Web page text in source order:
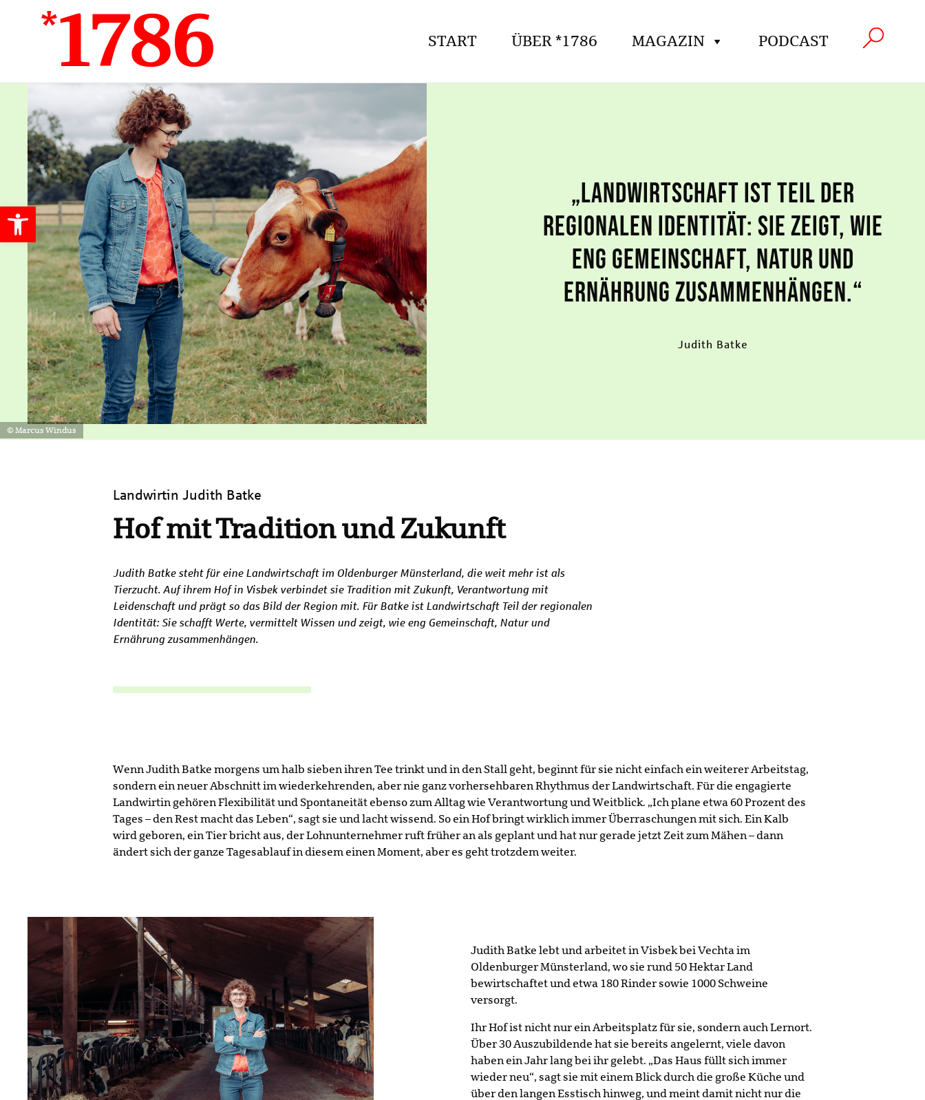
Werkzeugleiste öffnen
START ÜBER *1786 MAGAZIN PODCAST
„Landwirtschaft ist Teil der
regionalen Identität: Sie zeigt, wie
eng Gemeinschaft, Natur und
Ernährung zusammenhängen.“
Judith Batke
© Marcus Windus
Landwirtin Judith Batke
Hof mit Tradition und Zukunft
Judith Batke steht für eine Landwirtschaft im Oldenburger Münsterland, die weit mehr ist als
Tierzucht. Auf ihrem Hof in Visbek verbindet sie Tradition mit Zukunft, Verantwortung mit
Leidenschaft und prägt so das Bild der Region mit. Für Batke ist Landwirtschaft Teil der regionalen
Identität: Sie schafft Werte, vermittelt Wissen und zeigt, wie eng Gemeinschaft, Natur und
Ernährung zusammenhängen.
Wenn Judith Batke morgens um halb sieben ihren Tee trinkt und in den Stall geht, beginnt für sie nicht einfach ein weiterer Arbeitstag,
sondern ein neuer Abschnitt im wiederkehrenden, aber nie ganz vorhersehbaren Rhythmus der Landwirtschaft. Für die engagierte
Landwirtin gehören Flexibilität und Spontaneität ebenso zum Alltag wie Verantwortung und Weitblick. „Ich plane etwa 60 Prozent des
Tages – den Rest macht das Leben“, sagt sie und lacht wissend. So ein Hof bringt wirklich immer Überraschungen mit sich. Ein Kalb
wird geboren, ein Tier bricht aus, der Lohnunternehmer ruft früher an als geplant und hat nur gerade jetzt Zeit zum Mähen – dann
ändert sich der ganze Tagesablauf in diesem einen Moment, aber es geht trotzdem weiter.
Judith Batke lebt und arbeitet in Visbek bei Vechta im
Oldenburger Münsterland, wo sie rund 50 Hektar Land
bewirtschaftet und etwa 180 Rinder sowie 1000 Schweine
versorgt.
Ihr Hof ist nicht nur ein Arbeitsplatz für sie, sondern auch Lernort.
Über 30 Auszubildende hat sie bereits angelernt, viele davon
haben ein Jahr lang bei ihr gelebt. „Das Haus füllt sich immer
wieder neu“, sagt sie mit einem Blick durch die große Küche und
über den langen Esstisch hinweg, und meint damit nicht nur die